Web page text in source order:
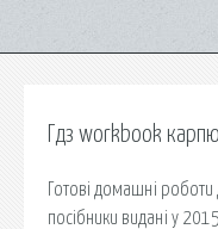
Гдз workbook
Готові домашні роботи
посібники видані у